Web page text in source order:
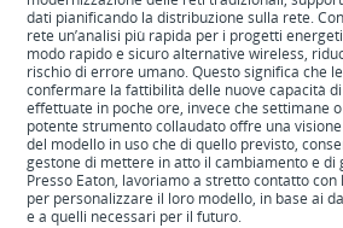
dati pianificando la distribuzione sulla rete.
rete un’analisi più rapida per i progetti
modo rapido e sicuro alternative wireless,
rischio di errore umano. Questo significa che
confermare la fattibilità delle nuove capacità
effettuate in poche ore, invece che settimane
potente strumento collaudato offre una
del modello in uso che di quello previsto,
gestone di mettere in atto il cambiamento e di
Presso Eaton, lavoriamo a stretto contatto
per personalizzare il loro modello, in base ai
e a quelli necessari per il futuro.